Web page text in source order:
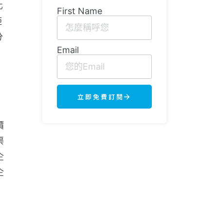
First Name
Email
立即免費訂閱